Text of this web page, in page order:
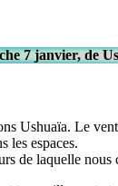
7 janvier, de
Ushuaïa. Le
les espaces.
de laquelle